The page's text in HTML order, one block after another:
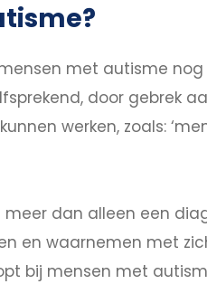
met autisme
door gebrek
werken, zoals:
meer dan alleen een
en waarnemen met
bij mensen met